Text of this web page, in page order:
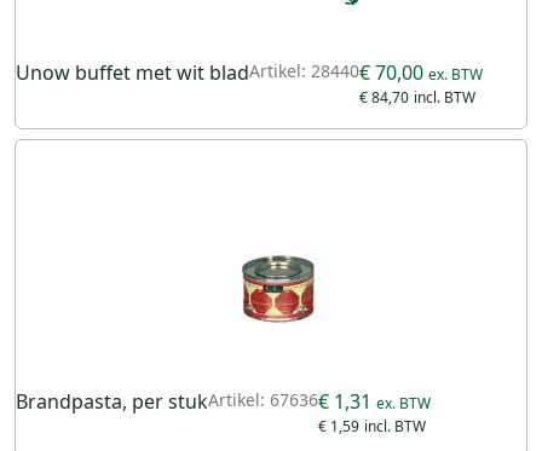
Unow buffet met wit bladArtikel: 28440
€ 84,70
€ 70,00
Brandpasta, per stukArtikel: 67636
€ 1,59
€ 1,31